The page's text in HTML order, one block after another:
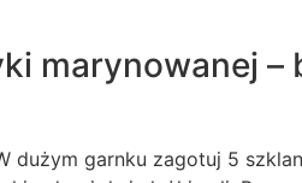
marynowanej –
dużym garnku zagotuj 5